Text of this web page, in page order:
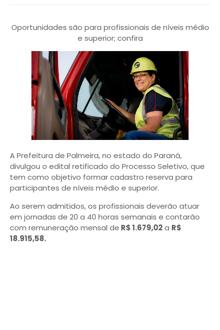
Oportunidades são para profissionais de níveis médio
e superior; confira
A Prefeitura de Palmeira, no estado do Paraná,
divulgou o edital retificado do Processo Seletivo, que
tem como objetivo formar cadastro reserva para
participantes de níveis médio e superior.
Ao serem admitidos, os profissionais deverão atuar
em jornadas de 20 a 40 horas semanais e contarão
com remuneração mensal de R$ 1.679,02a R$
18.915,58.